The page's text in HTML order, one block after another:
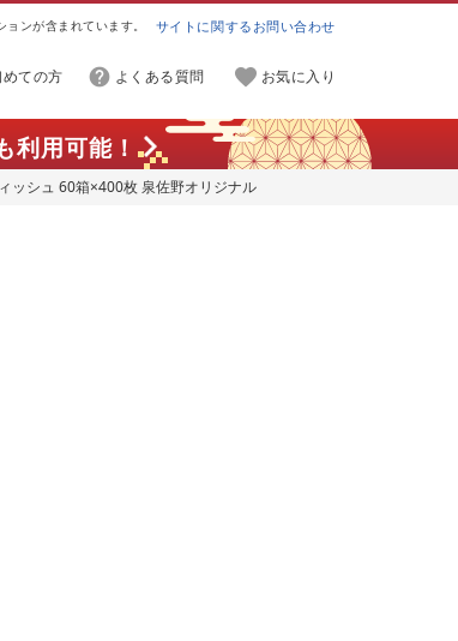
ンが含まれています。 サイトに関するお問い合わせ
ての方 よくある質問 お気に入り
利用可能！
ッシュ 60箱×400枚 泉佐野オリジナル